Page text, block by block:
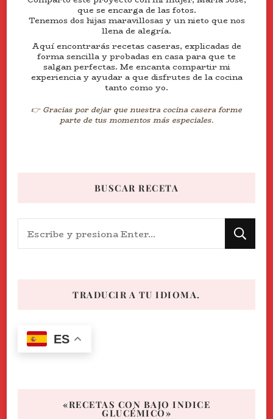
que se encarga de las fotos.
Tenemos dos hijas maravillosas y un nieto que nos
llena de alegría.
Aquí encontrarás recetas caseras, explicadas de
forma sencilla y probadas en casa para que te
salgan perfectas. Me encanta compartir mi
experiencia y ayudar a que disfrutes de la cocina
tanto como yo.
👉 Gracias por dejar que nuestra cocina casera forme
parte de tus momentos más especiales.
BUSCAR RECETA
¿Buscas
algo?
TRADUCIR A TU IDIOMA.
ES
«RECETAS CON BAJO INDICE
GLUCÉMICO»